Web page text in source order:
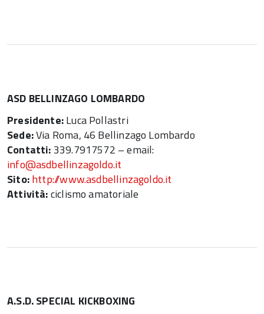
ASD BELLINZAGO LOMBARDO
Presidente:Luca Pollastri
Sede:Via Roma, 46 Bellinzago Lombardo
Contatti:339.7917572 – email:
info@asdbellinzagoldo.it
Sito:http://www.asdbellinzagoldo.it
Attività:ciclismo amatoriale
A.S.D. SPECIAL KICKBOXING